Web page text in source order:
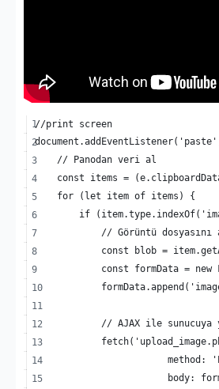
//print screen
    // Panodan veri al
const items =
    for (let item of items) {
if
// Görüntü dosyasını
const blob =
const formData = new
// AJAX ile sunucuya
method:
body: